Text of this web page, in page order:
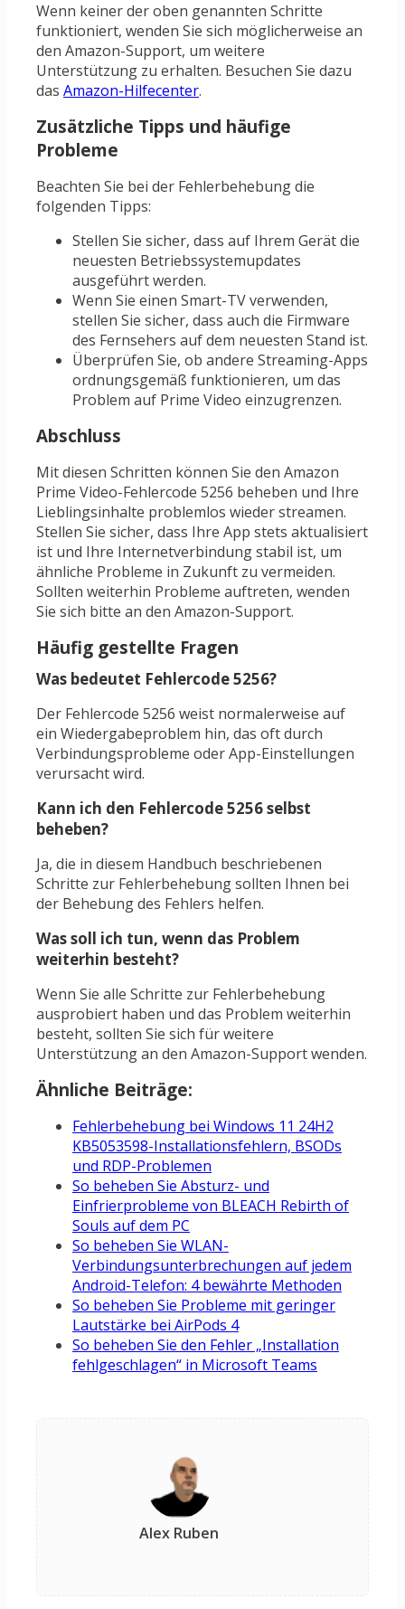
Wenn keiner der oben genannten Schritte
funktioniert, wenden Sie sich möglicherweise an
den Amazon-Support, um weitere
Unterstützung zu erhalten. Besuchen Sie dazu
das Amazon-Hilfecenter.
Zusätzliche Tipps und häufige
Probleme
Beachten Sie bei der Fehlerbehebung die
folgenden Tipps:
Stellen Sie sicher, dass auf Ihrem Gerät die
neuesten Betriebssystemupdates
ausgeführt werden.
Wenn Sie einen Smart-TV verwenden,
stellen Sie sicher, dass auch die Firmware
des Fernsehers auf dem neuesten Stand ist.
Überprüfen Sie, ob andere Streaming-Apps
ordnungsgemäß funktionieren, um das
Problem auf Prime Video einzugrenzen.
Abschluss
Mit diesen Schritten können Sie den Amazon
Prime Video-Fehlercode 5256 beheben und Ihre
Lieblingsinhalte problemlos wieder streamen.
Stellen Sie sicher, dass Ihre App stets aktualisiert
ist und Ihre Internetverbindung stabil ist, um
ähnliche Probleme in Zukunft zu vermeiden.
Sollten weiterhin Probleme auftreten, wenden
Sie sich bitte an den Amazon-Support.
Häufig gestellte Fragen
Was bedeutet Fehlercode 5256?
Der Fehlercode 5256 weist normalerweise auf
ein Wiedergabeproblem hin, das oft durch
Verbindungsprobleme oder App-Einstellungen
verursacht wird.
Kann ich den Fehlercode 5256 selbst
beheben?
Ja, die in diesem Handbuch beschriebenen
Schritte zur Fehlerbehebung sollten Ihnen bei
der Behebung des Fehlers helfen.
Was soll ich tun, wenn das Problem
weiterhin besteht?
Wenn Sie alle Schritte zur Fehlerbehebung
ausprobiert haben und das Problem weiterhin
besteht, sollten Sie sich für weitere
Unterstützung an den Amazon-Support wenden.
Ähnliche Beiträge:
Fehlerbehebung bei Windows 11 24H2
KB5053598-Installationsfehlern, BSODs
und RDP-Problemen
So beheben Sie Absturz- und
Einfrierprobleme von BLEACH Rebirth of
Souls auf dem PC
So beheben Sie WLAN-
Verbindungsunterbrechungen auf jedem
Android-Telefon: 4 bewährte Methoden
So beheben Sie Probleme mit geringer
Lautstärke bei AirPods 4
So beheben Sie den Fehler „Installation
fehlgeschlagen“ in Microsoft Teams
Alex Ruben